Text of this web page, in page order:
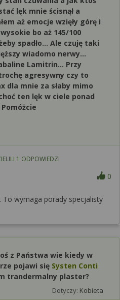
lęk mnie ścisnął a
aż emocje wzięły górę i
bo aż 145/100
spadło... Ale czuję taki
wiadomo nerwy...
Lamitrin... Przy
agresywny czy to
dla mnie za słaby mimo
ten lęk w ciele ponad
1 ODPOWIEDZI
0
To wymaga porady specjalisty
z Państwa wie kiedy w
pojawi się Systen Conti
trandermalny plaster?
Dotyczy: Kobieta